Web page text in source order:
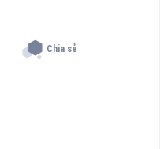
Chia sẻ